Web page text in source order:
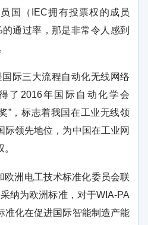
国（IEC拥有投票权的成员
通过率，那是非常令人感到
际三大流程自动化无线网络
了2016年国际自动化学会
”，标志着我国在工业无线领
际领先地位，为中国在工业网
洲电工技术标准化委员会联
纳为欧洲标准，对于WIA-PA
准化在促进国际智能制造产能